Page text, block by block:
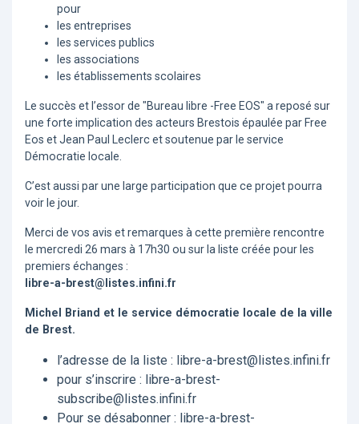
pour
les entreprises
les services publics
les associations
les établissements scolaires
Le succès et l’essor de "Bureau libre -Free EOS" a reposé sur
une forte implication des acteurs Brestois épaulée par Free
Eos et Jean Paul Leclerc et soutenue par le service
Démocratie locale.
C’est aussi par une large participation que ce projet pourra
voir le jour.
Merci de vos avis et remarques à cette première rencontre
le mercredi 26 mars à 17h30 ou sur la liste créée pour les
premiers échanges :
libre-a-brest@listes.infini.fr
Michel Briand et le service démocratie locale de la ville
de Brest.
l’adresse de la liste : libre-a-brest@listes.infini.fr
pour s’inscrire : libre-a-brest-
subscribe@listes.infini.fr
Pour se désabonner : libre-a-brest-